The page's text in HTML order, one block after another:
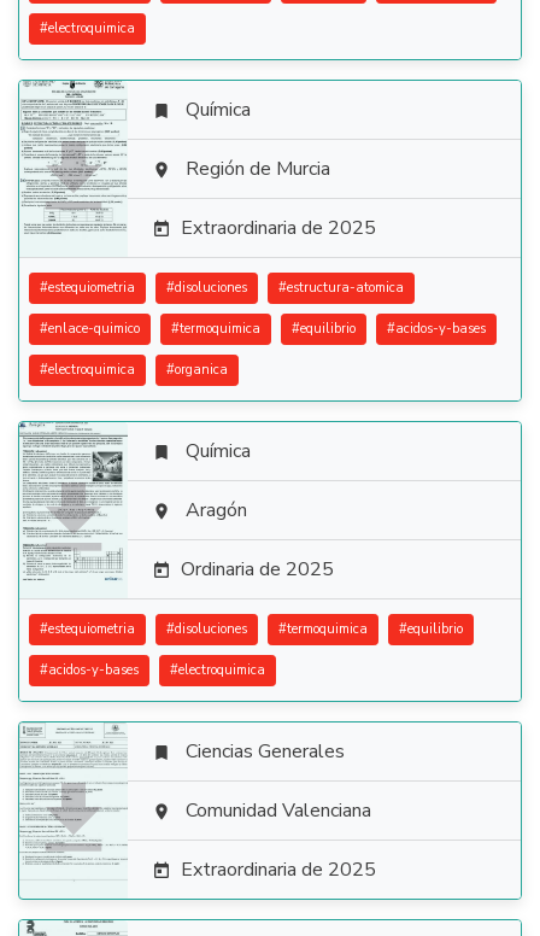
#electroquimica

 Química
 Región de Murcia
 Extraordinaria de 2025
#estequiometria #disoluciones #estructura-atomica
#enlace-quimico #termoquimica #equilibrio #acidos-y-bases
#electroquimica #organica

 Química
 Aragón
 Ordinaria de 2025
#estequiometria #disoluciones #termoquimica #equilibrio
#acidos-y-bases #electroquimica

 Ciencias Generales
 Comunidad Valenciana
 Extraordinaria de 2025